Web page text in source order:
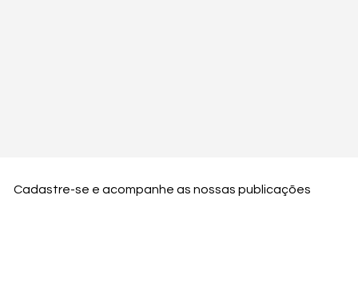
Cadastre-se e acompanhe as nossas publicações